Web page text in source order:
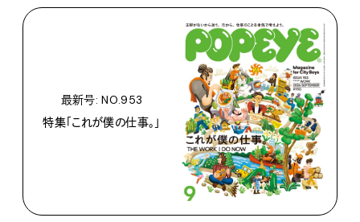
最新号: NO.953
特集「これが僕の仕事。」